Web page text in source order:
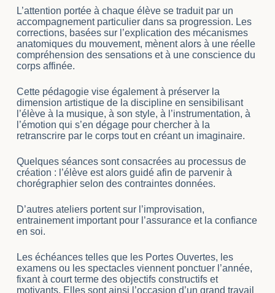
L’attention portée à chaque élève se traduit par un
accompagnement particulier dans sa progression. Les
corrections, basées sur l’explication des mécanismes
anatomiques du mouvement, mènent alors à une réelle
compréhension des sensations et à une conscience du
corps affinée.
Cette pédagogie vise également à préserver la
dimension artistique de la discipline en sensibilisant
l’élève à la musique, à son style, à l’instrumentation, à
l’émotion qui s’en dégage pour chercher à la
retranscrire par le corps tout en créant un imaginaire.
Quelques séances sont consacrées au processus de
création : l’élève est alors guidé afin de parvenir à
chorégraphier selon des contraintes données.
D’autres ateliers portent sur l’improvisation,
entrainement important pour l’assurance et la confiance
en soi.
Les échéances telles que les Portes Ouvertes, les
examens ou les spectacles viennent ponctuer l’année,
fixant à court terme des objectifs constructifs et
motivants. Elles sont ainsi l’occasion d’un grand travail